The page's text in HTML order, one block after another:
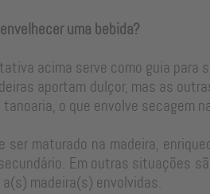
uma bebida?
acima serve como guia para
aportam dulçor, mas as
o que envolve secagem
ser maturado na madeira,
Em outras situações
madeira(s) envolvidas.